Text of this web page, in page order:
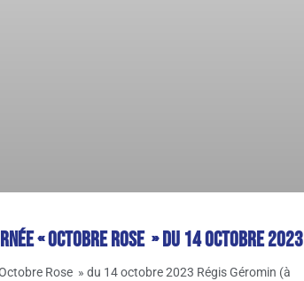
« Octobre Rose » du 14 octobre 2023
Rose » du 14 octobre 2023 Régis Géromin (à